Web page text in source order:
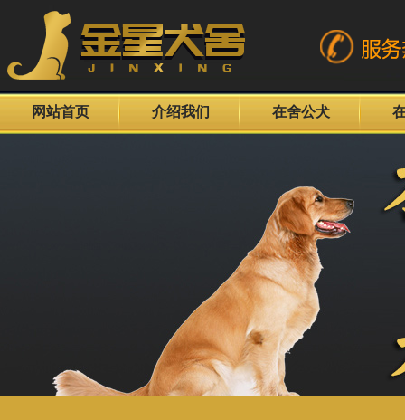
网站首页 介绍我们 在舍公犬